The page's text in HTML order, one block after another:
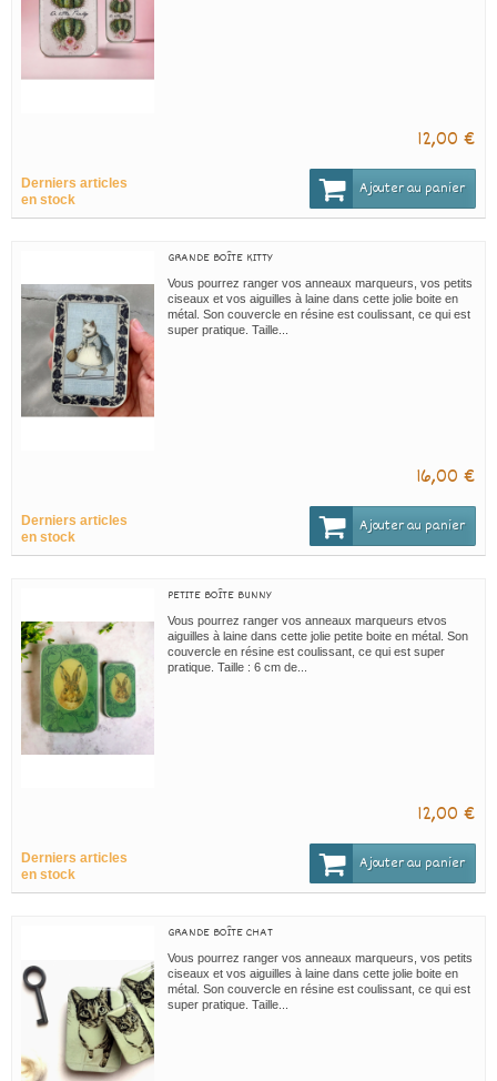
12,00 €
Derniers articles
en stock
Ajouter au panier
GRANDE BOÎTE KITTY
Vous pourrez ranger vos anneaux marqueurs, vos petits
ciseaux et vos aiguilles à laine dans cette jolie boite en
métal. Son couvercle en résine est coulissant, ce qui est
super pratique. Taille...
16,00 €
Derniers articles
en stock
Ajouter au panier
PETITE BOÎTE BUNNY
Vous pourrez ranger vos anneaux marqueurs etvos
aiguilles à laine dans cette jolie petite boite en métal. Son
couvercle en résine est coulissant, ce qui est super
pratique. Taille : 6 cm de...
12,00 €
Derniers articles
en stock
Ajouter au panier
GRANDE BOÎTE CHAT
Vous pourrez ranger vos anneaux marqueurs, vos petits
ciseaux et vos aiguilles à laine dans cette jolie boite en
métal. Son couvercle en résine est coulissant, ce qui est
super pratique. Taille...